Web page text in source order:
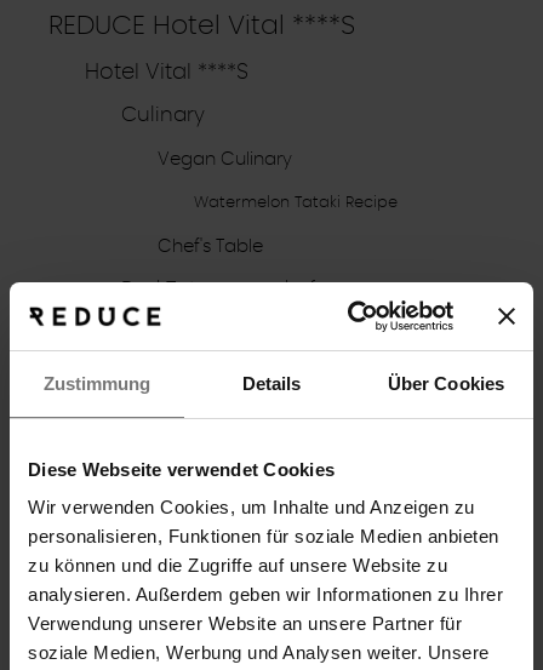
Zustimmung Details Über Cookies
Diese Webseite verwendet Cookies
Wir verwenden Cookies, um Inhalte und Anzeigen zu
personalisieren, Funktionen für soziale Medien anbieten
zu können und die Zugriffe auf unsere Website zu
analysieren. Außerdem geben wir Informationen zu Ihrer
Verwendung unserer Website an unsere Partner für
soziale Medien, Werbung und Analysen weiter. Unsere
REDUCE Hotel Vital ****S
Hotel Vital ****S
Culinary
Vegan Culinary
Watermelon Tataki Recipe
Chef's Table
Hotel evaluation
Awards & Praise
Activity program
Hiking & biking
E-bike & bicycle
Included services
Offers & Rooms
Packages
REDUCE Festival